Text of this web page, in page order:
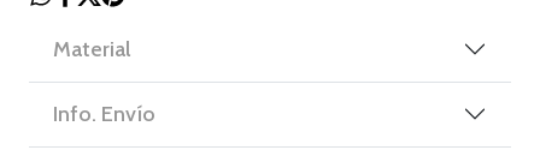
Material
Info. Envío